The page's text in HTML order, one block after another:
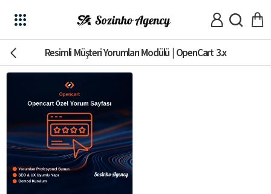
Resimli Müşteri Yorumları Modülü | OpenCart 3.x